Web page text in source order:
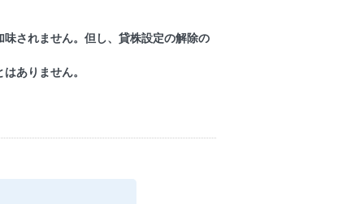
されません。但し、貸株設定の解除の
ありません。